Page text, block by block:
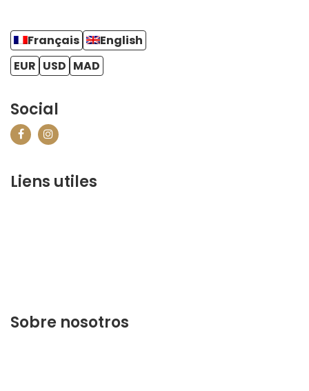
Français
English
EUR USD MAD
Social
Liens utiles
Sobre nosotros